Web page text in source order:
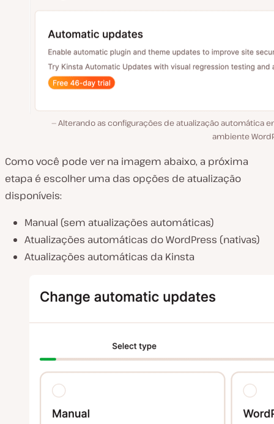
Alterando as configurações de atualização automática
ambiente
Como você pode ver na imagem abaixo, a próxima
etapa é escolher uma das opções de atualização
disponíveis:
Manual (sem atualizações automáticas)
Atualizações automáticas do WordPress (nativas)
Atualizações automáticas da Kinsta